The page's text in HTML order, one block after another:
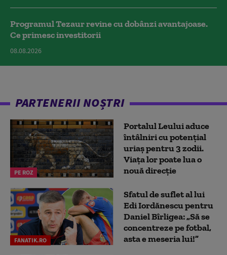
Programul Tezaur revine cu dobânzi avantajoase.
Ce primesc investitorii
08.08.2026
PARTENERII NOȘTRI
PE ROZ
Portalul Leului aduce
întâlniri cu potențial
uriaș pentru 3 zodii.
Viața lor poate lua o
nouă direcție
FANATIK.RO
Sfatul de suflet al lui
Edi Iordănescu pentru
Daniel Bîrligea: „Să se
concentreze pe fotbal,
asta e meseria lui!”